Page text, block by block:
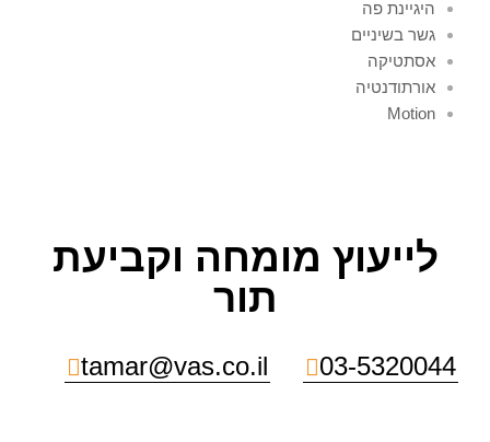
היגיינת פה
גשר בשיניים
אסתטיקה
אורתודנטיה
Motion
לייעוץ מומחה וקביעת
תור
03-5320044
tamar@vas.co.il